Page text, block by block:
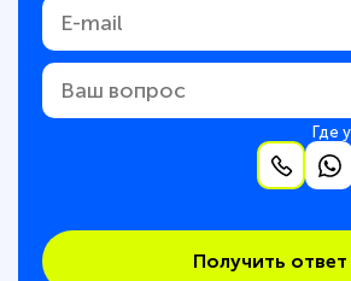
Где
Получить ответ